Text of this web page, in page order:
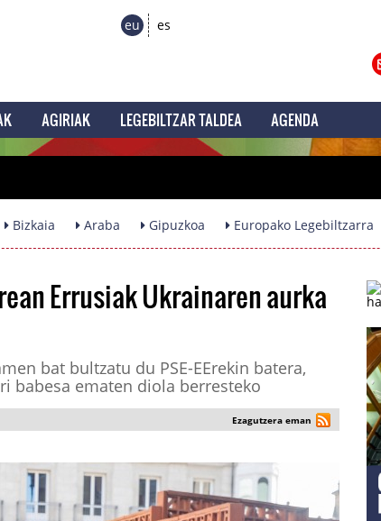
eu es
AGIRIAK LEGEBILTZAR TALDEA AGENDA
Bizkaia Araba Gipuzkoa Europako Legebiltzarra
Errusiak Ukrainaren aurka
bat bultzatu du PSE-EErekin batera,
babesa ematen diola berresteko
Ezagutzera eman